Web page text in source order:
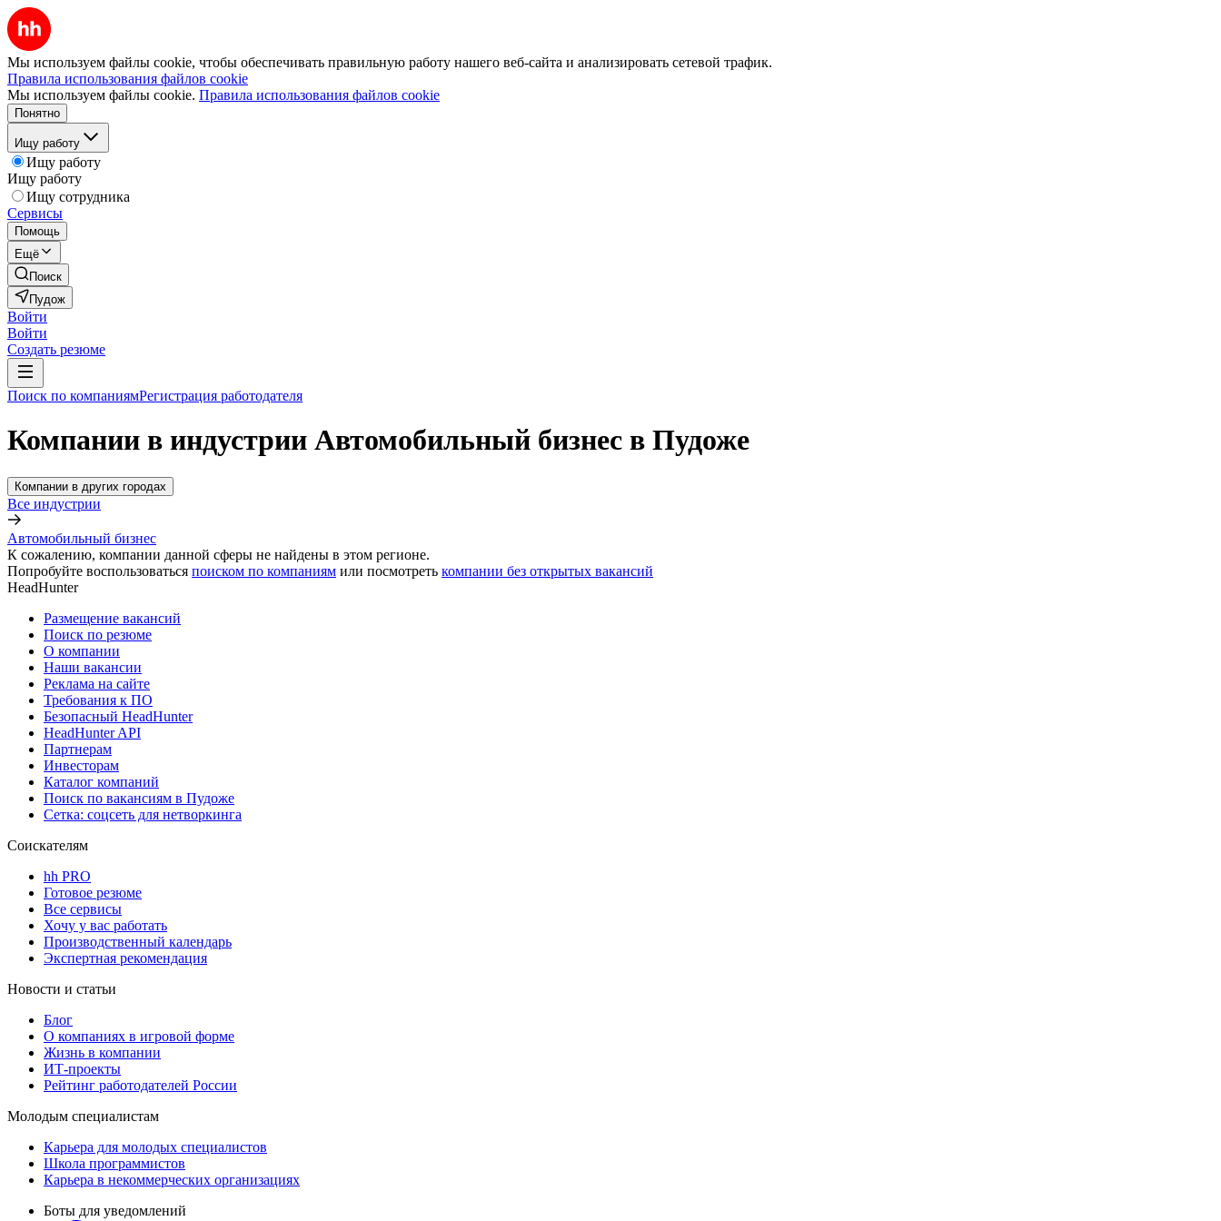
Мы используем файлы cookie, чтобы обеспечивать правильную работу нашего веб-сайта и анализировать сетевой трафик.
Правила использования файлов cookie
Мы используем файлы cookie. Правила использования файлов cookie
Понятно
Ищу работу
Ищу работу
Ищу работу
Ищу сотрудника
Сервисы
Помощь
Ещё
Поиск
Пудож
Войти
Войти
Создать резюме
Поиск по компаниямРегистрация работодателя
Компании в индустрии Автомобильный бизнес в Пудоже
Компании в других городах
Все индустрии
Автомобильный бизнес
К сожалению, компании данной сферы не найдены в этом регионе.
Попробуйте воспользоваться поиском по компаниям или посмотреть компании без открытых вакансий
HeadHunter
Размещение вакансий
Поиск по резюме
О компании
Наши вакансии
Реклама на сайте
Требования к ПО
Безопасный HeadHunter
HeadHunter API
Партнерам
Инвесторам
Каталог компаний
Поиск по вакансиям в Пудоже
Сетка: соцсеть для нетворкинга
Соискателям
hh PRO
Готовое резюме
Все сервисы
Хочу у вас работать
Производственный календарь
Экспертная рекомендация
Новости и статьи
Блог
О компаниях в игровой форме
Жизнь в компании
ИТ-проекты
Рейтинг работодателей России
Молодым специалистам
Карьера для молодых специалистов
Школа программистов
Карьера в некоммерческих организациях
Боты для уведомлений